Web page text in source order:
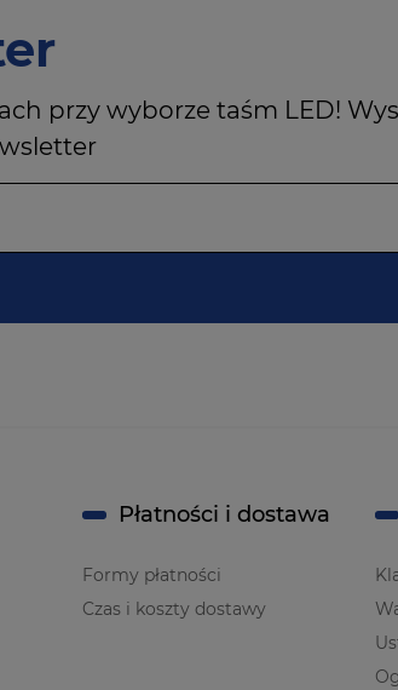
przy wyborze taśm LED!
Płatności i dostawa
Formy płatności
Czas i koszty dostawy